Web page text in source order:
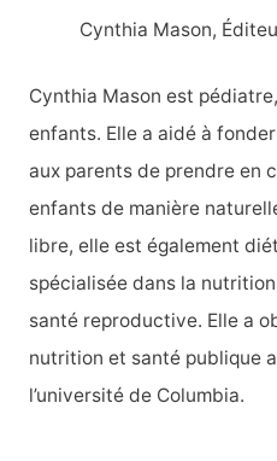
c
h
e
r
:
Cynthia Mason,
Cynthia Mason est
enfants. Elle a aidé à
aux parents de prendre en
enfants de manière
libre, elle est également
spécialisée dans la
santé reproductive. Elle a
nutrition et santé publique
l’université de Columbia.